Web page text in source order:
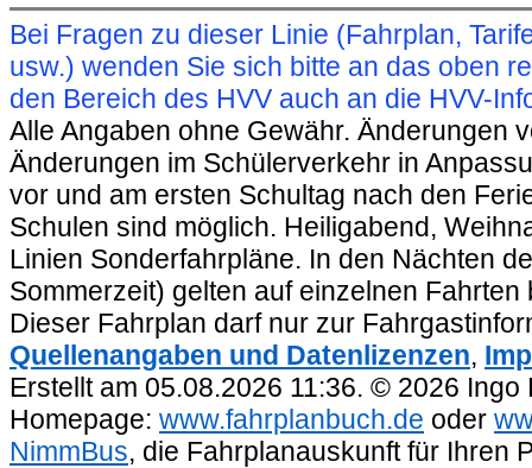
Bei Fragen zu dieser Linie (Fahrplan,
usw.) wenden Sie sich bitte an das oben
den Bereich des HVV auch an die HVV-
Alle Angaben ohne Gewähr. Änderungen
Änderungen im Schülerverkehr in
vor und am ersten Schultag nach den
Schulen sind möglich. Heiligabend,
Linien Sonderfahrpläne. In den Nächten
Sommerzeit) gelten auf einzelnen
Dieser Fahrplan darf nur zur
Quellenangaben und Datenlizenzen,
Erstellt am 05.08.2026 11:36. © 2026
Homepage: www.fahrplanbuch.de oder
NimmBus, die Fahrplanauskunft für Ihren